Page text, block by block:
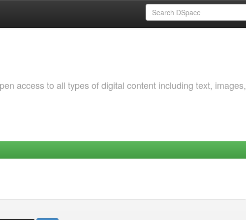
access to all types of digital content including text, images,